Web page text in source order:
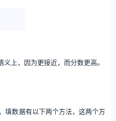
上，因为更接近，而分数更高。
填数据有以下两个方法，这两个方